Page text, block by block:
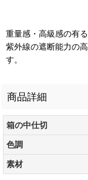
重量感・高級感の有
紫外線の遮断能力の
す。
商品詳細
箱の中仕切
色調
素材